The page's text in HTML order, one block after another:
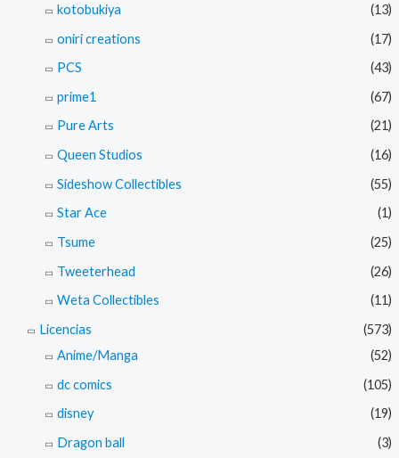
kotobukiya
(13)
oniri creations
(17)
PCS
(43)
prime1
(67)
Pure Arts
(21)
Queen Studios
(16)
Sideshow Collectibles
(55)
Star Ace
(1)
Tsume
(25)
Tweeterhead
(26)
Weta Collectibles
(11)
Licencias
(573)
Anime/Manga
(52)
dc comics
(105)
disney
(19)
Dragon ball
(3)